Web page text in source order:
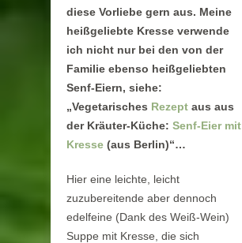
diese Vorliebe gern aus. Meine
heißgeliebte Kresse verwende
ich nicht nur bei den von der
Familie ebenso heißgeliebten
Senf-Eiern, siehe:
„Vegetarisches Rezept aus aus
der Kräuter-Küche: Senf-Eier mit
Kresse (aus Berlin)“…
Hier eine leichte, leicht
zuzubereitende aber dennoch
edelfeine (Dank des Weiß-Wein)
Suppe mit Kresse, die sich